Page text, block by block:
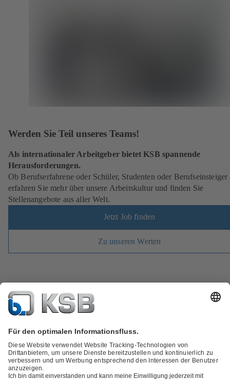
Werden Sie Teil unseres Teams!
Als internationaler Arbeitgeber bietet KSB spannende
Herausforderungen.
Ob Berufserfahrene oder Schüler, Studenten oder Berufseinsteiger
erfahren Sie mehr über unsere Arbeitskultur und finden Sie
Stellenangebote aus aller Welt.
Jetzt Job finden
Zu unseren Werten